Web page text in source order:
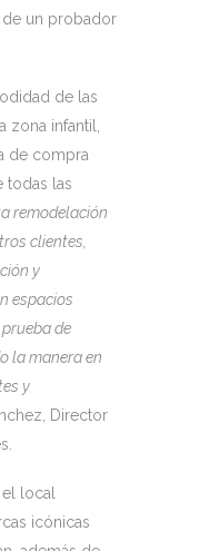
de un probador
de las
infantil,
de compra
todas las
remodelación
clientes,
y
espacios
de
la manera en
y
Director
local
icónicas